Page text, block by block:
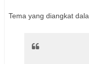
Tema yang diangkat